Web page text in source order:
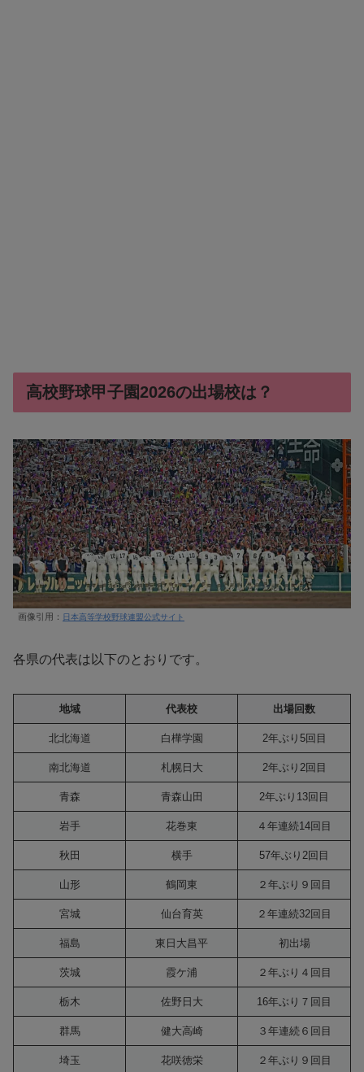
高校野球甲子園2026の出場校は？
画像引用： 日本高等学校野球連盟公式サイト
各県の代表は以下のとおりです。
地域 代表校 出場回数
北北海道 白樺学園 2年ぶり5回目
南北海道 札幌日大 2年ぶり2回目
青森 青森山田 2年ぶり13回目
岩手 花巻東 ４年連続14回目
秋田 横手 57年ぶり2回目
山形 鶴岡東 ２年ぶり９回目
宮城 仙台育英 ２年連続32回目
福島 東日大昌平 初出場
茨城 霞ケ浦 ２年ぶり４回目
栃木 佐野日大 16年ぶり７回目
群馬 健大高崎 ３年連続６回目
埼玉 花咲徳栄 ２年ぶり９回目